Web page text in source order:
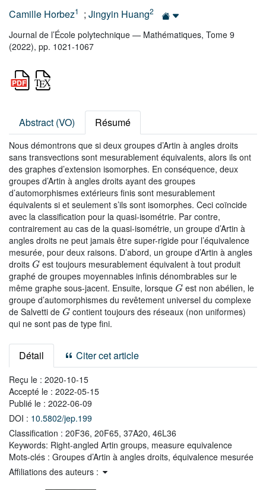
Camille Horbez1 ; Jingyin Huang2
Journal de l’École polytechnique — Mathématiques, Tome 9
(2022), pp. 1021-1067
Abstract (VO) Résumé
Nous démontrons que si deux groupes d’Artin à angles droits
sans transvections sont mesurablement équivalents, alors ils ont
des graphes d’extension isomorphes. En conséquence, deux
groupes d’Artin à angles droits ayant des groupes
d’automorphismes extérieurs finis sont mesurablement
équivalents si et seulement s’ils sont isomorphes. Ceci coïncide
avec la classification pour la quasi-isométrie. Par contre,
contrairement au cas de la quasi-isométrie, un groupe d’Artin à
angles droits ne peut jamais être super-rigide pour l’équivalence
mesurée, pour deux raisons. D’abord, un groupe d’Artin à angles
droits G est toujours mesurablement équivalent à tout produit
graphé de groupes moyennables infinis dénombrables sur le
même graphe sous-jacent. Ensuite, lorsque G est non abélien, le
groupe d’automorphismes du revêtement universel du complexe
de Salvetti de G contient toujours des réseaux (non uniformes)
qui ne sont pas de type fini.
Détail Citer cet article
Reçu le : 2020-10-15
Accepté le : 2022-05-15
Publié le : 2022-06-09
DOI : 10.5802/jep.199
Classification : 20F36, 20F65, 37A20, 46L36
Keywords: Right-angled Artin groups, measure equivalence
Mots-clés : Groupes d’Artin à angles droits, équivalence mesurée
Affiliations des auteurs :